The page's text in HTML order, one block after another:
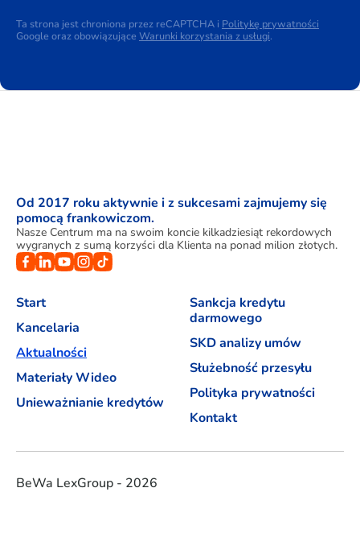
Ta strona jest chroniona przez reCAPTCHA i Politykę prywatności
Google oraz obowiązujące Warunki korzystania z usługi.
Od 2017 roku aktywnie i z sukcesami zajmujemy się
pomocą frankowiczom.
Nasze Centrum ma na swoim koncie kilkadziesiąt rekordowych
wygranych z sumą korzyści dla Klienta na ponad milion złotych.
Start
Kancelaria
Aktualności
Materiały Wideo
Unieważnianie kredytów
Sankcja kredytu
darmowego
SKD analizy umów
Służebność przesyłu
Polityka prywatności
Kontakt
BeWa LexGroup - 2026